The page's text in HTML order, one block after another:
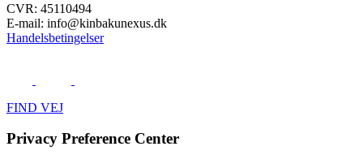
CVR: 45110494
E-mail: info@kinbakunexus.dk
Handelsbetingelser
FIND VEJ
Privacy Preference Center